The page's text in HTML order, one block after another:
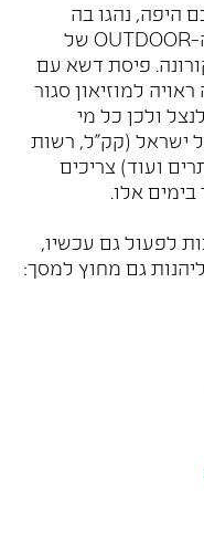
היפה, נהגו בה
בחוכמה! מעולם לא קיבלו אתרי ה-OUTDOOR של
פיסת דשא עם
למוזיאון סגור
ולכן כל מי
ישראל (קק"ל, רשות
ועוד) צריכים
אלו.
לפעול גם עכשיו,
גם מחוץ למסך: